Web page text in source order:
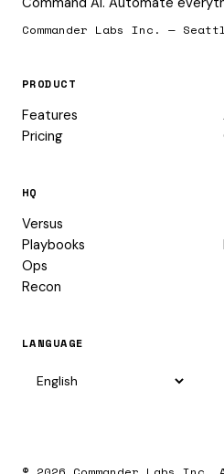
Commander Labs Inc. —
PRODUCT
Features
Pricing
HQ
Versus
Playbooks
Ops
Recon
LANGUAGE